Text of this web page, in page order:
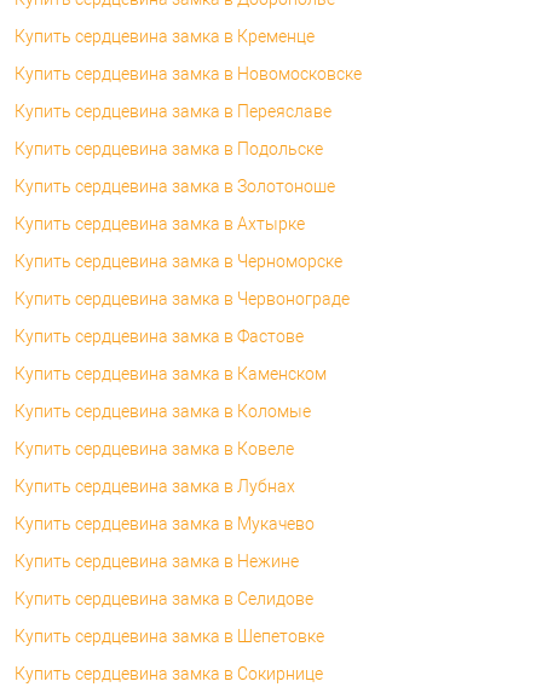
Купить сердцевина замка в Кременце
Купить сердцевина замка в Новомосковске
Купить сердцевина замка в Переяславе
Купить сердцевина замка в Подольске
Купить сердцевина замка в Золотоноше
Купить сердцевина замка в Ахтырке
Купить сердцевина замка в Черноморске
Купить сердцевина замка в Червонограде
Купить сердцевина замка в Фастове
Купить сердцевина замка в Каменском
Купить сердцевина замка в Коломые
Купить сердцевина замка в Ковеле
Купить сердцевина замка в Лубнах
Купить сердцевина замка в Мукачево
Купить сердцевина замка в Нежине
Купить сердцевина замка в Селидове
Купить сердцевина замка в Шепетовке
Купить сердцевина замка в Сокирнице